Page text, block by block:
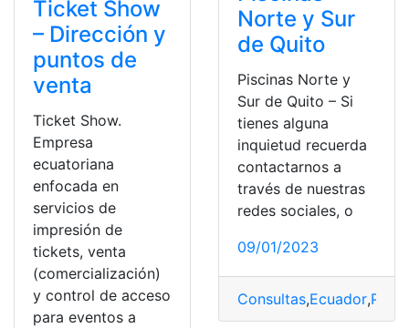
Ticket Show
– Dirección y
puntos de
venta
Ticket Show.
Empresa
ecuatoriana
enfocada en
servicios de
impresión de
tickets, venta
(comercialización)
y control de acceso
para eventos a
Norte y Sur
de Quito
Piscinas Norte y
Sur de Quito – Si
tienes alguna
inquietud recuerda
contactarnos a
través de nuestras
redes sociales, o
09/01/2023
Consultas,Ecuador,